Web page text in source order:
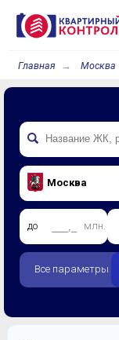
Главная Москва
Москва
до млн.
Все параметры